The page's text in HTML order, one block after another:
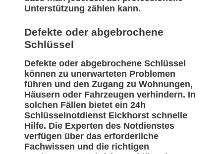
Unterstützung zählen kann.
Defekte oder abgebrochene
Schlüssel
Defekte oder abgebrochene Schlüssel
können zu unerwarteten Problemen
führen und den Zugang zu Wohnungen,
Häusern oder Fahrzeugen verhindern. In
solchen Fällen bietet ein 24h
Schlüsselnotdienst Eickhorst schnelle
Hilfe. Die Experten des Notdienstes
verfügen über das erforderliche
Fachwissen und die richtigen